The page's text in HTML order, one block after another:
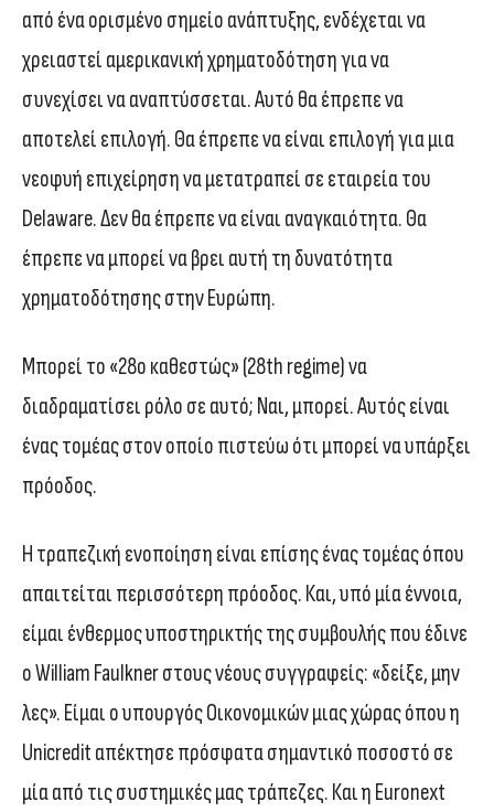
από ένα ορισμένο σημείο ανάπτυξης, ενδέχεται να
χρειαστεί αμερικανική χρηματοδότηση για να
συνεχίσει να αναπτύσσεται. Αυτό θα έπρεπε να
αποτελεί επιλογή. Θα έπρεπε να είναι επιλογή για μια
νεοφυή επιχείρηση να μετατραπεί σε εταιρεία του
Delaware. Δεν θα έπρεπε να είναι αναγκαιότητα. Θα
έπρεπε να μπορεί να βρει αυτή τη δυνατότητα
χρηματοδότησης στην Ευρώπη.
Μπορεί το «28ο καθεστώς» (28th regime) να
διαδραματίσει ρόλο σε αυτό; Ναι, μπορεί. Αυτός είναι
ένας τομέας στον οποίο πιστεύω ότι μπορεί να υπάρξει
πρόοδος.
Η τραπεζική ενοποίηση είναι επίσης ένας τομέας όπου
απαιτείται περισσότερη πρόοδος. Και, υπό μία έννοια,
είμαι ένθερμος υποστηρικτής της συμβουλής που έδινε
ο William Faulkner στους νέους συγγραφείς: «δείξε, μην
λες». Είμαι ο υπουργός Οικονομικών μιας χώρας όπου η
Unicredit απέκτησε πρόσφατα σημαντικό ποσοστό σε
μία από τις συστημικές μας τράπεζες. Και η Euronext